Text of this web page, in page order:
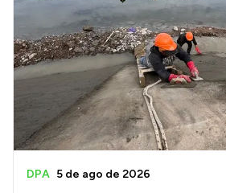
DPA 5 de ago de 2026